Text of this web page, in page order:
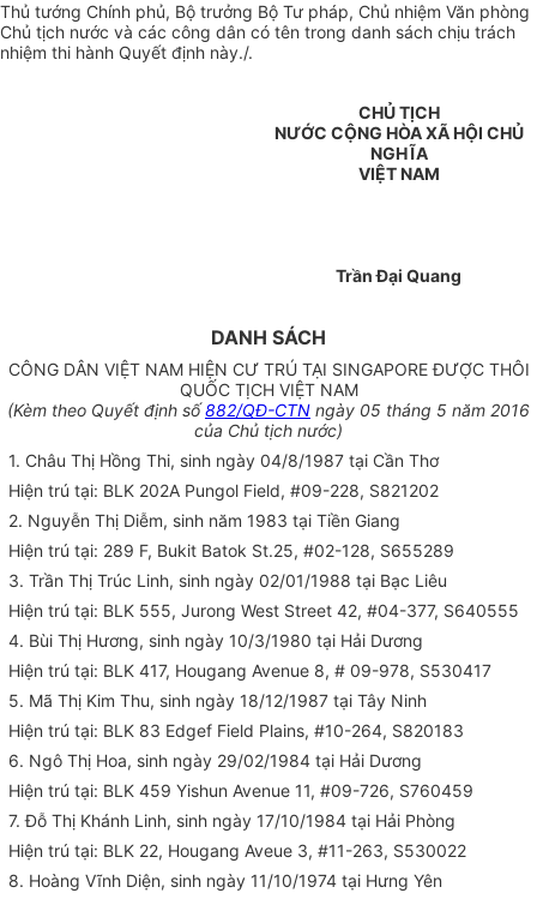
Thủ tướng Chính phủ, Bộ trưởng Bộ Tư pháp, Chủ nhiệm Văn phòng
Chủ tịch nước và các công dân có tên trong danh sách chịu trách
nhiệm thi hành Quyết định này./.
CHỦ TỊCH
NƯỚC CỘNG HÒA XÃ HỘI CHỦ
NGHĨA
VIỆT NAM
Trần Đại Quang
DANH SÁCH
CÔNG DÂN VIỆT NAM HIỆN CƯ TRÚ TẠI SINGAPORE ĐƯỢC THÔI
QUỐC TỊCH VIỆT NAM
(Kèm theo Quyết định số882/QĐ-CTN ngày 05 tháng 5 năm 2016
của Chủ tịch nước)
1. Châu Thị Hồng Thi, sinh ngày 04/8/1987 tại Cần Thơ
Hiện trú tại: BLK 202A Pungol Field, #09-228, S821202
2. Nguyễn Thị Diễm, sinh năm 1983 tại Tiền Giang
Hiện trú tại: 289 F, Bukit Batok St.25, #02-128, S655289
3. Trần Thị Trúc Linh, sinh ngày 02/01/1988 tại Bạc Liêu
Hiện trú tại: BLK 555, Jurong West Street 42, #04-377, S640555
4. Bùi Thị Hương, sinh ngày 10/3/1980 tại Hải Dương
Hiện trú tại: BLK 417, Hougang Avenue 8, # 09-978, S530417
5. Mã Thị Kim Thu, sinh ngày 18/12/1987 tại Tây Ninh
Hiện trú tại: BLK 83 Edgef Field Plains, #10-264, S820183
6. Ngô Thị Hoa, sinh ngày 29/02/1984 tại Hải Dương
Hiện trú tại: BLK 459 Yishun Avenue 11, #09-726, S760459
7. Đỗ Thị Khánh Linh, sinh ngày 17/10/1984 tại Hải Phòng
Hiện trú tại: BLK 22, Hougang Aveue 3, #11-263, S530022
8. Hoàng Vĩnh Diện, sinh ngày 11/10/1974 tại Hưng Yên